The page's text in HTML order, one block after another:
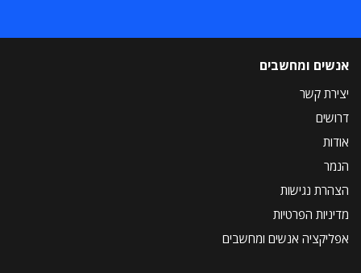
אנשים ומחשבים
יצירת קשר
דרושים
אודות
הנמר
הצהרת נגישות
מדיניות הפרטיות
אפליקציה אנשים ומחשבים